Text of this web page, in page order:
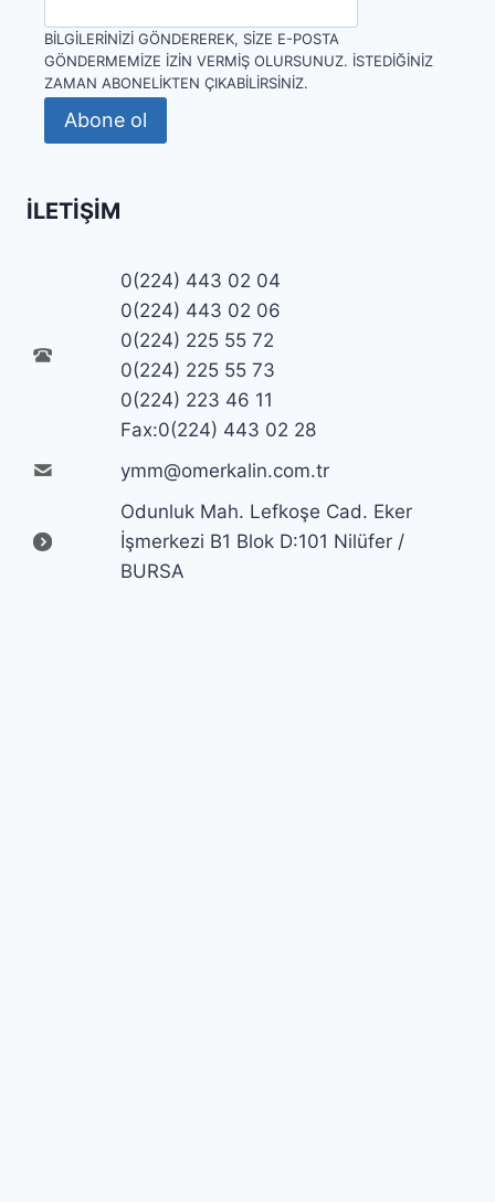
BILGILERINIZI GÖNDEREREK, SIZE E-POSTA
GÖNDERMEMIZE IZIN VERMIŞ OLURSUNUZ. İSTEDIĞINIZ
ZAMAN ABONELIKTEN ÇIKABILIRSINIZ.
Abone ol
İLETIŞIM
0(224) 443 02 04
0(224) 443 02 06
0(224) 225 55 72
0(224) 225 55 73
0(224) 223 46 11
Fax:0(224) 443 02 28
ymm@omerkalin.com.tr
Odunluk Mah. Lefkoşe Cad. Eker
İşmerkezi B1 Blok D:101 Nilüfer /
BURSA